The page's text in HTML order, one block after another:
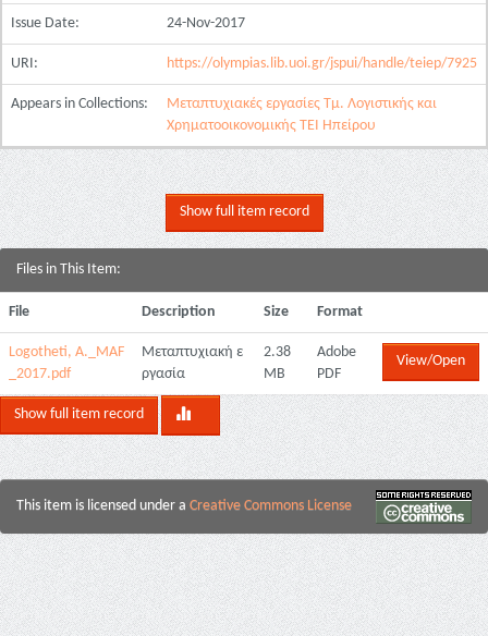
Issue Date: 24-Nov-2017
URI: https://olympias.lib.uoi.gr/jspui/handle/teiep/7925
Appears in Collections:
Μεταπτυχιακές εργασίες Τμ. Λογιστικής και
Χρηματοοικονομικής ΤΕΙ Ηπείρου
Show full item record
Files in This Item:
File Description Size Format
Logotheti, A._MAF
_2017.pdf
Μεταπτυχιακή ε
ργασία
2.38
MB
Adobe
PDF
View/Open
Show full item record
This item is licensed under a Creative Commons License